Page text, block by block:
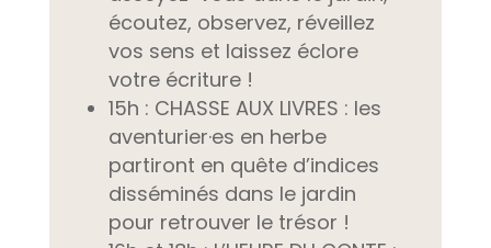
écoutez, observez, réveillez
vos sens et laissez éclore
votre écriture !
15h : CHASSE AUX LIVRES : les
aventurier·es en herbe
partiront en quête d’indices
disséminés dans le jardin
pour retrouver le trésor !